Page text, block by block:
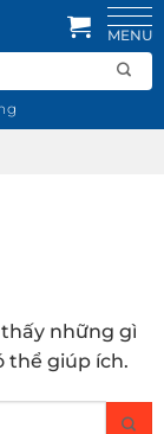
những gì
thể giúp ích.